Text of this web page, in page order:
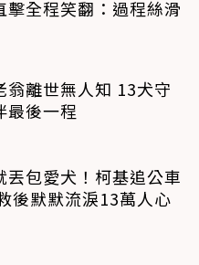
擊全程笑翻：過程絲滑
翁離世無人知 13犬守
最後一程
丟包愛犬！柯基追公車
後默默流淚13萬人心